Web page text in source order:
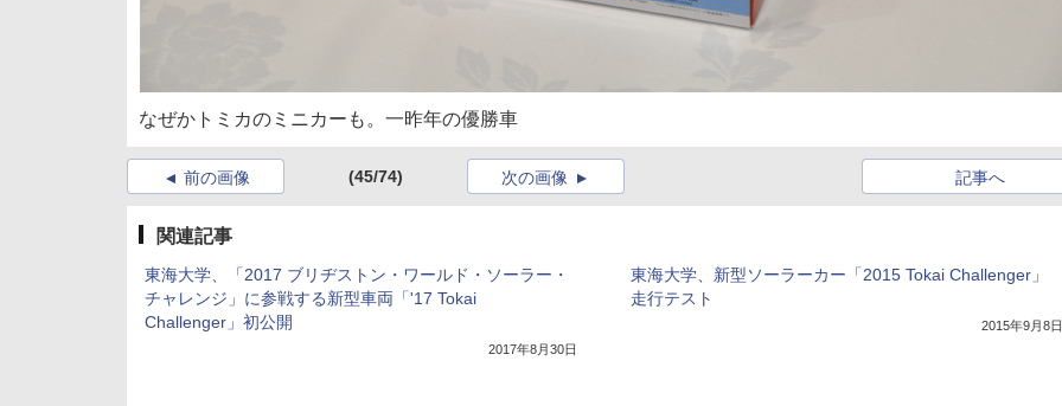
なぜかトミカのミニカーも。一昨年の優勝車
前の画像 (45/74) 記事へ
次の画像
関連記事
東海大学、「2017 ブリヂストン・ワールド・ソーラー・
チャレンジ」に参戦する新型車両「'17 Tokai
Challenger」初公開
2017年8月30日
東海大学、新型ソーラーカー「2015 Tokai Challenger」
走行テスト
2015年9月8日